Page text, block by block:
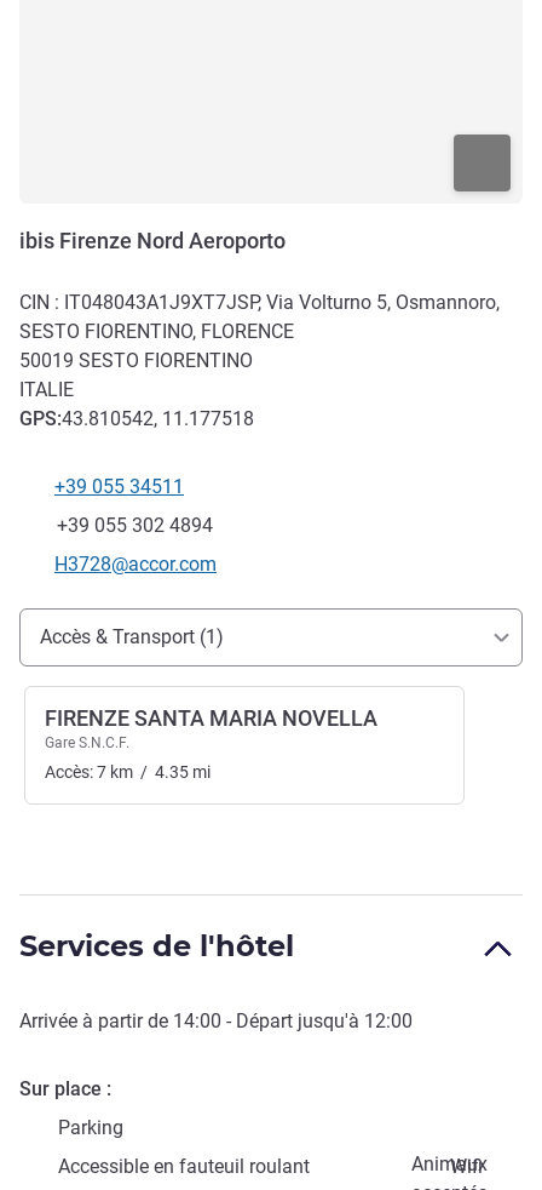
ibis Firenze Nord Aeroporto
CIN : IT048043A1J9XT7JSP, Via Volturno 5, Osmannoro,
SESTO FIORENTINO, FLORENCE
50019 SESTO FIORENTINO
ITALIE
GPS:43.810542, 11.177518
Téléphone
+39 055 34511
Fax
+39 055 302 4894
Email de contact
H3728@accor.com
Accès et transports
Accès & Transport (1)
FIRENZE SANTA MARIA NOVELLA
Gare S.N.C.F.
Accès:7 km / 4.35 mi
Services de l'hôtel
Arrivée à partir de 14:00 - Départ jusqu'à 12:00
Sur place
Parking
Animaux
Accessible en fauteuil roulant Wifi